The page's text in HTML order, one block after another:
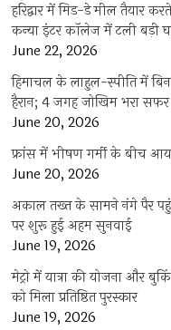
हरिद्वार में मिड-डे मील तैयार
कन्या इंटर कॉलेज में टली बड़ी
June 22, 2026
हिमाचल के लाहुल-स्पीति में
हैरान; 4 जगह जोखिम भरा सफर
June 20, 2026
फ्रांस में भीषण गर्मी के बीच
June 20, 2026
अकाल तख्त के सामने नंगे पैर
पर शुरू हुई अहम सुनवाई
June 19, 2026
मेट्रो में यात्रा की योजना और
को मिला प्रतिष्ठित पुरस्कार
June 19, 2026